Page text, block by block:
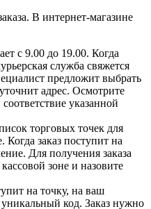
В интернет-магазине
с 9.00 до 19.00. Когда
служба свяжется
предложит выбрать
адрес. Осмотрите
указанной
торговых точек для
Когда заказ поступит на
Для получения заказа
зоне и назовите
на точку, на ваш
код. Заказ нужно